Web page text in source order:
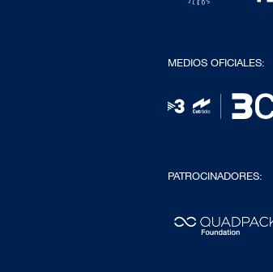
MEDIOS OFICIALES:
PATROCINADORES: